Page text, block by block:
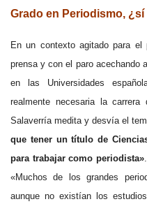
Grado en Periodismo, ¿sí
En un contexto agitado para
prensa y con el paro acechando
en las Universidades
realmente necesaria la
Salaverría medita y desvía el
que tener un título de
para trabajar como periodista»
«Muchos de los grandes
aunque no existían los